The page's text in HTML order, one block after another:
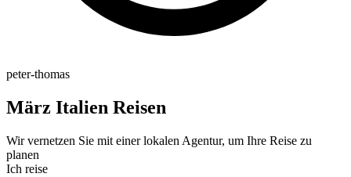
peter-thomas
März Italien Reisen
Wir vernetzen Sie mit einer lokalen Agentur, um Ihre Reise zu
planen
Ich reise